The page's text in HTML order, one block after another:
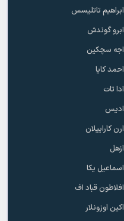
ابراهیم تاتلیسس
ابرو گوندش
اجه سچکین
احمد کایا
ادا تات
ادیس
ارن کاراییلان
ازهل
اسماعیل یکا
افلاطون قباد اف
اکین اوزونلار